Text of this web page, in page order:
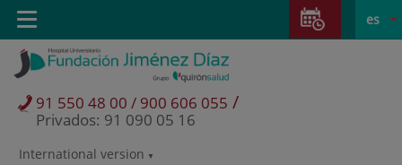
Saltar al contenido
Saltar
contenido
Selector
activo
es
International version
91 550 48 00 / 900 606 055 /
Privados: 91 090 05 16
Toggle
navigation